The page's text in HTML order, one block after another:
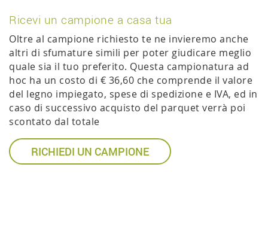
Ricevi un campione a casa tua
Oltre al campione richiesto te ne invieremo anche
altri di sfumature simili per poter giudicare meglio
quale sia il tuo preferito. Questa campionatura ad
hoc ha un costo di € 36,60 che comprende il valore
del legno impiegato, spese di spedizione e IVA, ed in
caso di successivo acquisto del parquet verrà poi
scontato dal totale
RICHIEDI UN CAMPIONE